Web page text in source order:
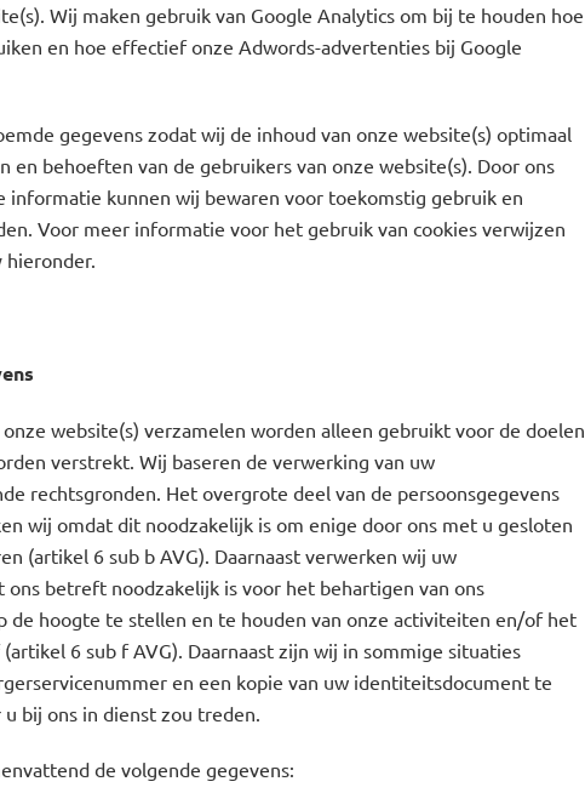
Wij maken gebruik van Google Analytics om bij te houden hoe
en hoe effectief onze Adwords-advertenties bij Google
gegevens zodat wij de inhoud van onze website(s) optimaal
en behoeften van de gebruikers van onze website(s). Door ons
informatie kunnen wij bewaren voor toekomstig gebruik en
Voor meer informatie voor het gebruik van cookies verwijzen
website(s) verzamelen worden alleen gebruikt voor de doelen
verstrekt. Wij baseren de verwerking van uw
rechtsgronden. Het overgrote deel van de persoonsgegevens
wij omdat dit noodzakelijk is om enige door ons met u gesloten
(artikel 6 sub b AVG). Daarnaast verwerken wij uw
ons betreft noodzakelijk is voor het behartigen van ons
de hoogte te stellen en te houden van onze activiteiten en/of het
6 sub f AVG). Daarnaast zijn wij in sommige situaties
en een kopie van uw identiteitsdocument te
bij ons in dienst zou treden.
de volgende gegevens: